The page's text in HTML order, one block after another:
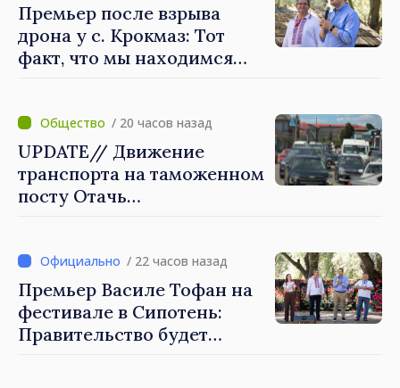
Премьер после взрыва
дрона у с. Крокмаз: Тот
факт, что мы находимся
/ 20 часов назад
UPDATE// Движение
транспорта на таможенном
посту Отачь
/ 22 часов назад
Премьер Василе Тофан на
фестивале в Сипотень:
Правительство будет